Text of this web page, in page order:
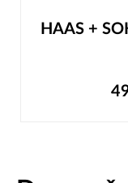
HAAS +